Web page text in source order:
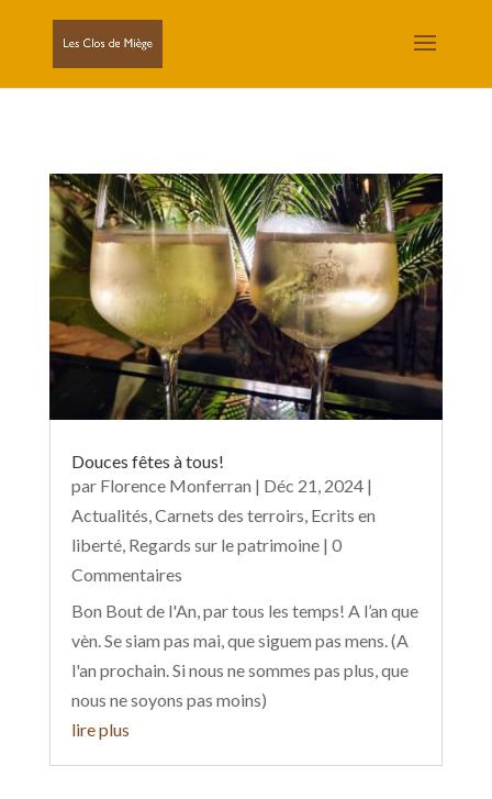
Douces fêtes à tous!
par Florence Monferran | Déc 21, 2024|
Actualités,Carnets des terroirs, Ecrits en
liberté, Regards sur le patrimoine| 0
Commentaires
Bon Bout de l'An, par tous les temps! A l’an que
vèn. Se siam pas mai, que siguem pas mens. (A
l'an prochain. Si nous ne sommes pas plus, que
nous ne soyons pas moins)
lire plus